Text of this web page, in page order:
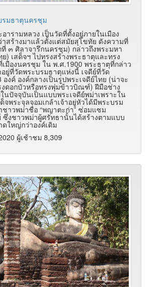
มธาตุนครชุม
ารามหลวง เป็นวัดที่ตั้งอยู่ภายในเมือง
สร้างมาแล้วตั้งแต่สมัยสุโขทัย ดังความที่
๓ ศิลาจารึกนครชุม) กล่าวถึงพระมหา
) เสด็จฯ ไปทรงสร้างพระธาตุและทรง
มืองนครชุม ใน พ.ศ.1900 พระธาตุที่กล่าว
ยู่ที่วัดพระบรมธาตุแห่งนี้ เจดีย์ที่วัด
งค์ องค์กลางเป็นรูปพระเจดีย์ไทย (น่าจะ
งดอกบัวหรือทรงพุ่มข้าวบิณฑ์) ฝีมือช่าง
ปัจจุบันเป็นแบบพระเจดีย์พม่าเพราะใน
พระจุลจอมเกล้าเจ้าอยู่หัวได้มีพระบรม
าวพม่าชื่อ “พญาตะก่า” ซ่อมแซม
ซึ่งชาวพม่าผู้ศรัทธานั้นได้สร้างตามแบบ
ใหญ่กว่าองค์เดิม
ผู้เช้าชม 8,309